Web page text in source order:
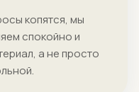
копятся, мы
спокойно и
а не просто